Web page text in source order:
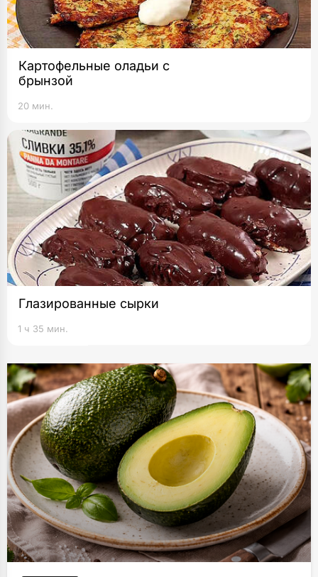
Картофельные оладьи с
брынзой
20 мин.
Глазированные сырки
1 ч 35 мин.